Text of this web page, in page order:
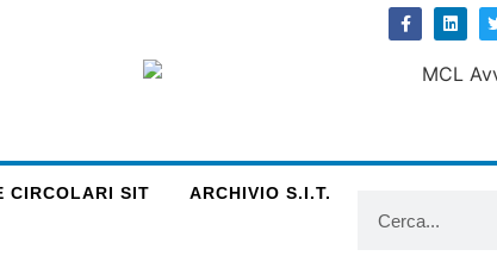
CIRCOLARI SIT ARCHIVIO S.I.T.